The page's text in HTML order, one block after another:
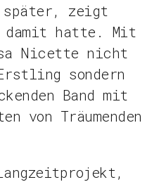
zeigt
hatte. Mit
Nicette nicht
sondern
Band mit
von Träumenden